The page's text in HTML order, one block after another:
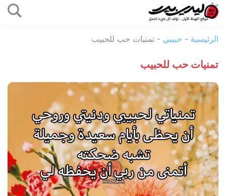
المحتوى
بيرد
الرئيسية - حبيبي - تمنيات حب للحبيب
تمنيات حب للحبيب